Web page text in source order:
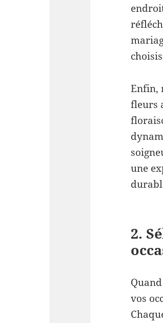
Enfin,
fleurs
une
2.
vos